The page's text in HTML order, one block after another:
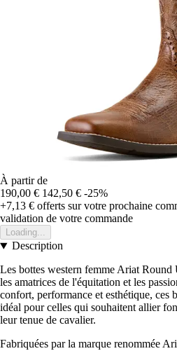
À partir de
190,00 € 142,50 € -25%
+7,13 € offerts sur votre prochaine
validation de votre commande
Loading...
Description
Les bottes western femme Ariat Round
les amatrices de l'équitation et les
confort, performance et esthétique, ces
idéal pour celles qui souhaitent allier
leur tenue de cavalier.
Fabriquées par la marque renommée